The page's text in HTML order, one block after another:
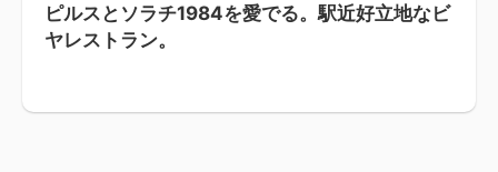
ピルスとソラチ1984を愛でる。駅近好立地なビ
ヤレストラン。